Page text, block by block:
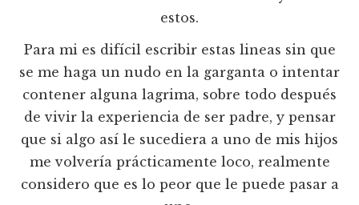
estos.
Para mi es difícil escribir estas lineas sin que
se me haga un nudo en la garganta o intentar
contener alguna lagrima, sobre todo después
de vivir la experiencia de ser padre, y pensar
que si algo así le sucediera a uno de mis hijos
me volvería prácticamente loco, realmente
considero que es lo peor que le puede pasar a